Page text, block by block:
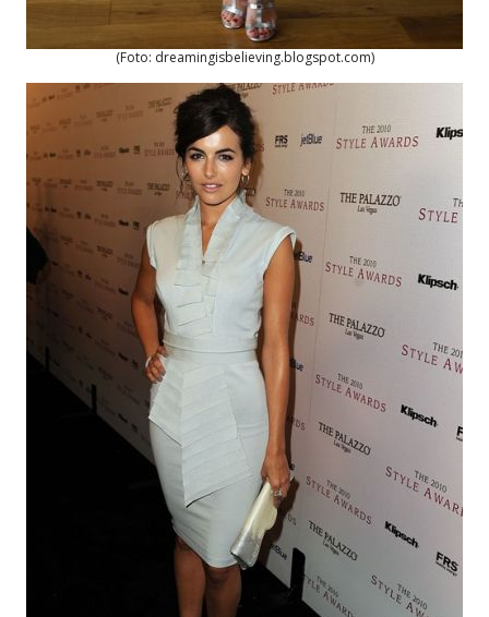
(Foto: dreamingisbelieving.blogspot.com)